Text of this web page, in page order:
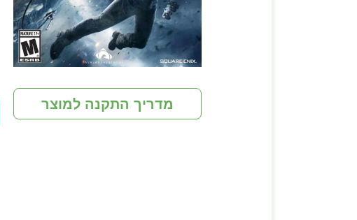
מדריך התקנה למוצר